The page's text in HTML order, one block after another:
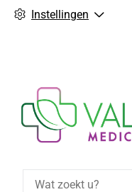
Instellingen